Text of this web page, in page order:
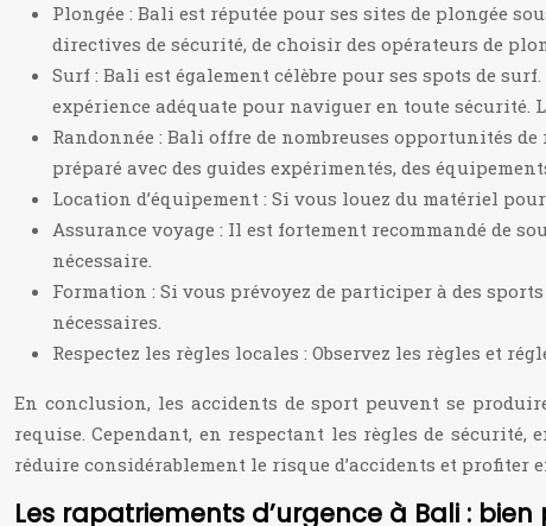
Plongée : Bali est réputée pour ses sites de plongée
directives de sécurité, de choisir des opérateurs de
Surf : Bali est également célèbre pour ses spots de
expérience adéquate pour naviguer en toute sécurité.
Randonnée : Bali offre de nombreuses opportunités
préparé avec des guides expérimentés, des
Location d’équipement : Si vous louez du matériel
Assurance voyage : Il est fortement recommandé de
nécessaire.
Formation : Si vous prévoyez de participer à des
nécessaires.
Respectez les règles locales : Observez les règles et
En conclusion, les accidents de sport peuvent se
requise. Cependant, en respectant les règles de
réduire considérablement le risque d’accidents et
Les rapatriements d’urgence à Bali :